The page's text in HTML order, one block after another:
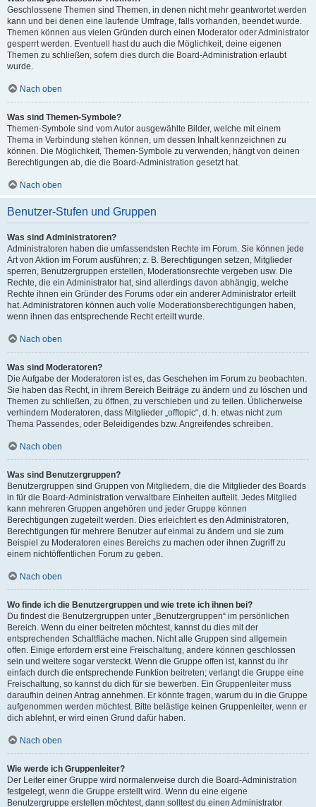
Geschlossene Themen sind Themen, in denen nicht mehr geantwortet werden
kann und bei denen eine laufende Umfrage, falls vorhanden, beendet wurde.
Themen können aus vielen Gründen durch einen Moderator oder Administrator
gesperrt werden. Eventuell hast du auch die Möglichkeit, deine eigenen
Themen zu schließen, sofern dies durch die Board-Administration erlaubt
wurde.
Nach oben
Was sind Themen-Symbole?
Themen-Symbole sind vom Autor ausgewählte Bilder, welche mit einem
Thema in Verbindung stehen können, um dessen Inhalt kennzeichnen zu
können. Die Möglichkeit, Themen-Symbole zu verwenden, hängt von deinen
Berechtigungen ab, die die Board-Administration gesetzt hat.
Nach oben
Benutzer-Stufen und Gruppen
Was sind Administratoren?
Administratoren haben die umfassendsten Rechte im Forum. Sie können jede
Art von Aktion im Forum ausführen; z. B. Berechtigungen setzen, Mitglieder
sperren, Benutzergruppen erstellen, Moderationsrechte vergeben usw. Die
Rechte, die ein Administrator hat, sind allerdings davon abhängig, welche
Rechte ihnen ein Gründer des Forums oder ein anderer Administrator erteilt
hat. Administratoren können auch volle Moderationsberechtigungen haben,
wenn ihnen das entsprechende Recht erteilt wurde.
Nach oben
Was sind Moderatoren?
Die Aufgabe der Moderatoren ist es, das Geschehen im Forum zu beobachten.
Sie haben das Recht, in ihrem Bereich Beiträge zu ändern und zu löschen und
Themen zu schließen, zu öffnen, zu verschieben und zu teilen. Üblicherweise
verhindern Moderatoren, dass Mitglieder „offtopic“, d. h. etwas nicht zum
Thema Passendes, oder Beleidigendes bzw. Angreifendes schreiben.
Nach oben
Was sind Benutzergruppen?
Benutzergruppen sind Gruppen von Mitgliedern, die die Mitglieder des Boards
in für die Board-Administration verwaltbare Einheiten aufteilt. Jedes Mitglied
kann mehreren Gruppen angehören und jeder Gruppe können
Berechtigungen zugeteilt werden. Dies erleichtert es den Administratoren,
Berechtigungen für mehrere Benutzer auf einmal zu ändern und sie zum
Beispiel zu Moderatoren eines Bereichs zu machen oder ihnen Zugriff zu
einem nichtöffentlichen Forum zu geben.
Nach oben
Wo finde ich die Benutzergruppen und wie trete ich ihnen bei?
Du findest die Benutzergruppen unter „Benutzergruppen“ im persönlichen
Bereich. Wenn du einer beitreten möchtest, kannst du dies mit der
entsprechenden Schaltfläche machen. Nicht alle Gruppen sind allgemein
offen. Einige erfordern erst eine Freischaltung, andere können geschlossen
sein und weitere sogar versteckt. Wenn die Gruppe offen ist, kannst du ihr
einfach durch die entsprechende Funktion beitreten; verlangt die Gruppe eine
Freischaltung, so kannst du dich für sie bewerben. Ein Gruppenleiter muss
daraufhin deinen Antrag annehmen. Er könnte fragen, warum du in die Gruppe
aufgenommen werden möchtest. Bitte belästige keinen Gruppenleiter, wenn er
dich ablehnt, er wird einen Grund dafür haben.
Nach oben
Wie werde ich Gruppenleiter?
Der Leiter einer Gruppe wird normalerweise durch die Board-Administration
festgelegt, wenn die Gruppe erstellt wird. Wenn du eine eigene
Benutzergruppe erstellen möchtest, dann solltest du einen Administrator